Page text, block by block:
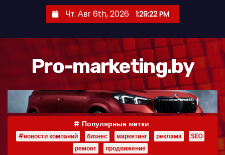
Чт. Авг 6th, 2026 1:29:22 PM
Pro-marketing.by
Популярные метки
#новости компаний бизнес маркетинг реклама
SEO
ремонт
продвижение